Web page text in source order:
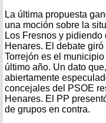
La última propuesta
una moción sobre la
Los Fresnos y
Henares. El debate
Torrejón es el
último año. Un dato
abiertamente
concejales del PSOE
Henares. El PP
de grupos en contra.